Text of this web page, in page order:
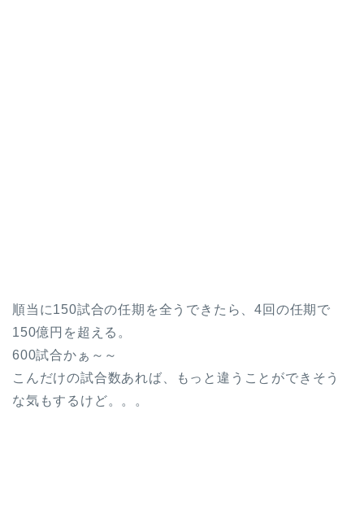
順当に150試合の任期を全うできたら、4回の任期で
150億円を超える。
600試合かぁ～～
こんだけの試合数あれば、もっと違うことができそう
な気もするけど。。。